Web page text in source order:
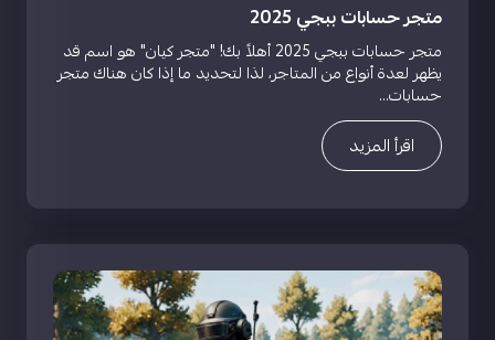
متجر حسابات ببجي 2025
متجر حسابات ببجي 2025 أهلاً بك! "متجر كيان" هو اسم قد
يظهر لعدة أنواع من المتاجر، لذا لتحديد ما إذا كان هناك متجر
حسابات...
اقرأ المزيد